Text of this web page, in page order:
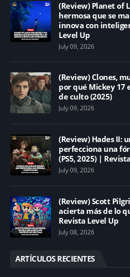
(Review) Planet of
hermosa que se
innova con
Level Up
July 09, 2026
(Review) Clones,
por qué Mickey 17
de culto (2025)
July 09, 2026
(Review) Hades II:
perfecciona una
(PS5, 2025) |
July 09, 2026
(Review) Scott
acierta más de lo
Revista Level Up
July 08, 2026
ARTÍCULOS RECIENTES